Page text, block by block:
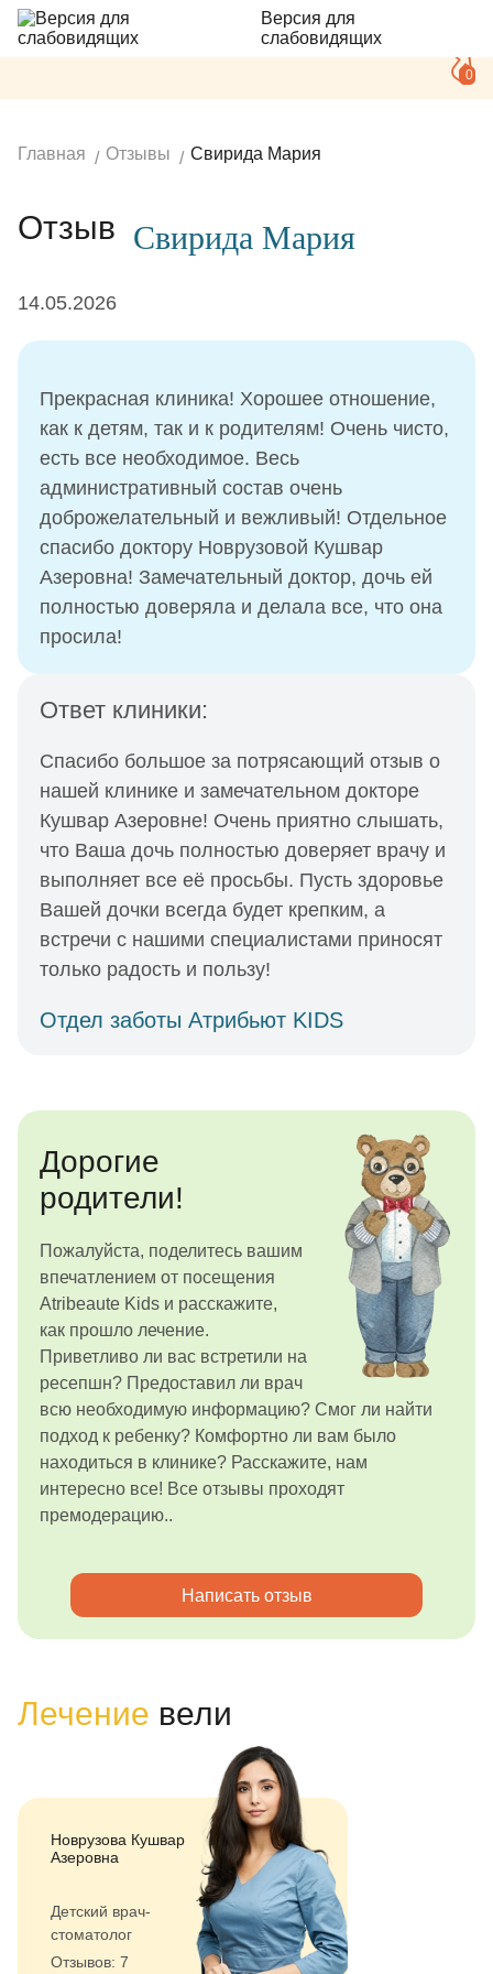
Версия для
слабовидящих
0
Главная Отзывы Свирида Мария
Отзыв Свирида Мария
14.05.2026
Прекрасная клиника! Хорошее отношение,
как к детям, так и к родителям! Очень чисто,
есть все необходимое. Весь
административный состав очень
доброжелательный и вежливый! Отдельное
спасибо доктору Новрузовой Кушвар
Азеровна! Замечательный доктор, дочь ей
полностью доверяла и делала все, что она
просила!
Ответ клиники:
Спасибо большое за потрясающий отзыв о
нашей клинике и замечательном докторе
Кушвар Азеровне! Очень приятно слышать,
что Ваша дочь полностью доверяет врачу и
выполняет все её просьбы. Пусть здоровье
Вашей дочки всегда будет крепким, а
встречи с нашими специалистами приносят
только радость и пользу!
Отдел заботы Атрибьют KIDS
Дорогие
родители!
Пожалуйста, поделитесь вашим
впечатлением от посещения
Atribeaute Kids и расскажите,
как прошло лечение.
Приветливо ли вас встретили на
ресепшн? Предоставил ли врач
всю необходимую информацию? Смог ли найти
подход к ребенку? Комфортно ли вам было
находиться в клинике? Расскажите, нам
интересно все! Все отзывы проходят
премодерацию..
Написать отзыв
Лечение вели
Новрузова Кушвар
Азеровна
Детский врач-
стоматолог
Отзывов: 7